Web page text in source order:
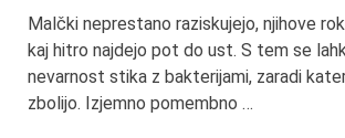
Malčki neprestano raziskujejo, njihove
kaj hitro najdejo pot do ust. S tem se
nevarnost stika z bakterijami, zaradi
zbolijo. Izjemno pomembno …